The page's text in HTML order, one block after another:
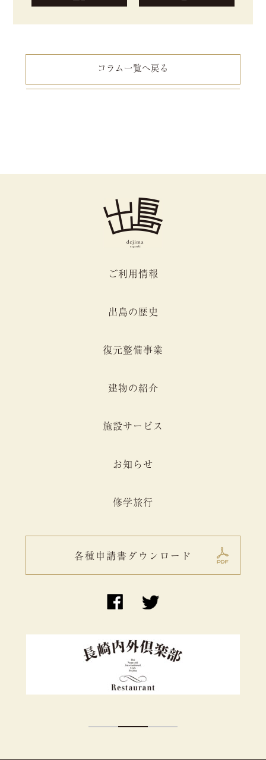
コラム一覧へ戻る
ご利用情報
出島の歴史
復元整備事業
建物の紹介
施設サービス
お知らせ
修学旅行
各種申請書ダウンロード